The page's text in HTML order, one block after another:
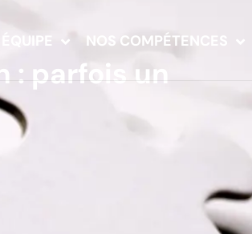
NOS COMPÉTENCES
: parfois un